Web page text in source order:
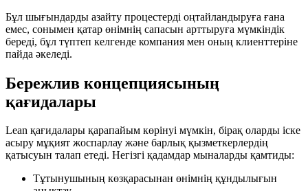
Бұл шығындарды азайту процестерді оңтайландыруға ғана
емес, сонымен қатар өнімнің сапасын арттыруға мүмкіндік
береді, бұл түптеп келгенде компания мен оның клиенттеріне
пайда әкеледі.
Бережлив концепциясының
қағидалары
Lean қағидалары қарапайым көрінуі мүмкін, бірақ оларды іске
асыру мұқият жоспарлау және барлық қызметкерлердің
қатысуын талап етеді. Негізгі қадамдар мыналарды қамтиды:
Тұтынушының көзқарасынан өнімнің құндылығын